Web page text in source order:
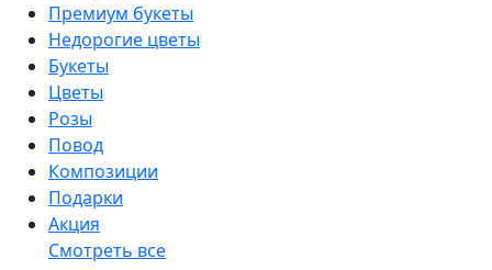
Премиум букеты
Недорогие цветы
Букеты
Цветы
Розы
Повод
Композиции
Подарки
Акция
Смотреть все